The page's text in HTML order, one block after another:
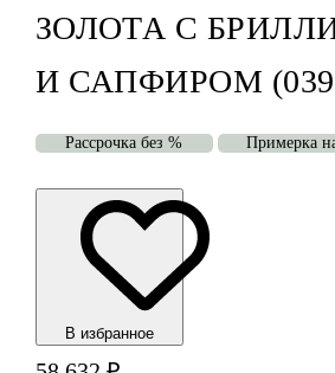
ЗОЛОТА С
И САПФИРОМ
Рассрочка без % Примерка
В избранноe